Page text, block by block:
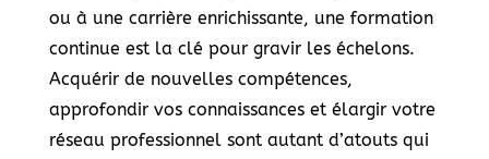
ou à une carrière enrichissante, une formation
continue est la clé pour gravir les échelons.
Acquérir de nouvelles compétences,
approfondir vos connaissances et élargir votre
réseau professionnel sont autant d’atouts qui